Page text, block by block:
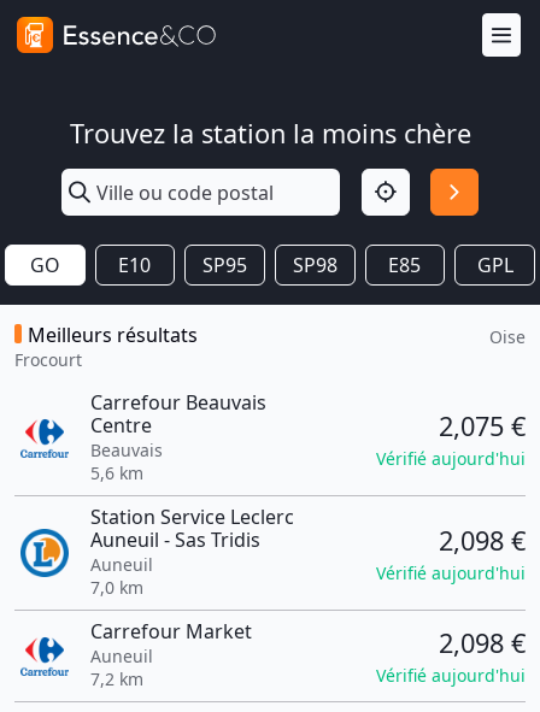
Trouvez la station la moins chère
GO E10 SP95 SP98 E85 GPL
Meilleurs résultats
Frocourt
Oise
Carrefour Beauvais
Centre
Beauvais
5,6 km
2,075 €
Vérifié aujourd'hui
Station Service Leclerc
Auneuil - Sas Tridis
Auneuil
7,0 km
2,098 €
Vérifié aujourd'hui
Carrefour Market
Auneuil
7,2 km
2,098 €
Vérifié aujourd'hui